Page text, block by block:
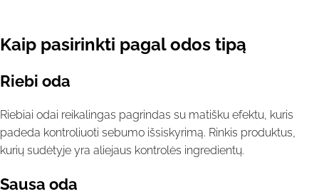
Kaip pasirinkti pagal odos tipą
Riebi oda
Riebiai odai reikalingas pagrindas su matišku efektu, kuris
padeda kontroliuoti sebumo išsiskyrimą. Rinkis produktus,
kurių sudėtyje yra aliejaus kontrolės ingredientų.
Sausa oda